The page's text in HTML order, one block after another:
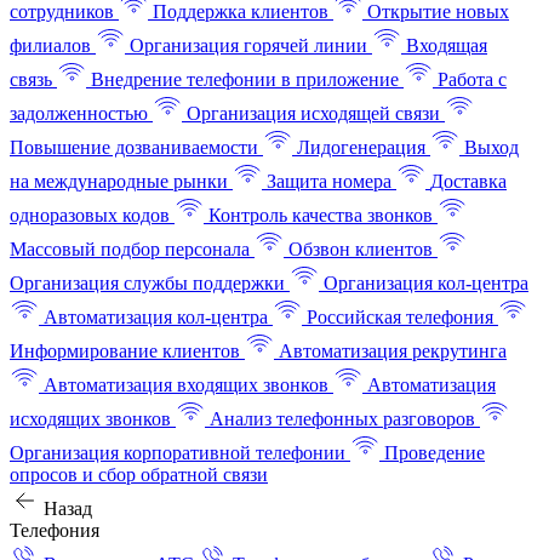
сотрудников
Поддержка клиентов
Открытие новых
филиалов
Организация горячей линии
Входящая
связь
Внедрение телефонии в приложение
Работа с
задолженностью
Организация исходящей связи
Повышение дозваниваемости
Лидогенерация
Выход
на международные рынки
Защита номера
Доставка
одноразовых кодов
Контроль качества звонков
Массовый подбор персонала
Обзвон клиентов
Организация службы поддержки
Организация кол-центра
Автоматизация кол-центра
Российская телефония
Информирование клиентов
Автоматизация рекрутинга
Автоматизация входящих звонков
Автоматизация
исходящих звонков
Анализ телефонных разговоров
Организация корпоративной телефонии
Проведение
опросов и сбор обратной связи
Назад
Телефония